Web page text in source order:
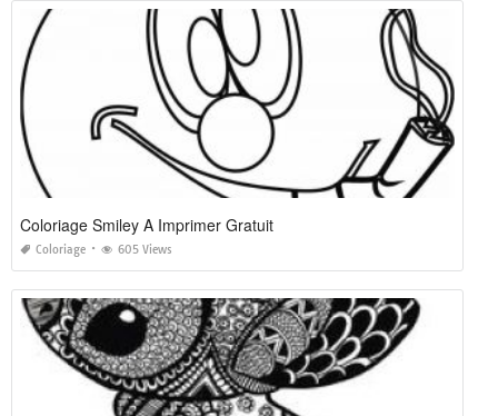
Coloriage Smiley A Imprimer Gratuit
Coloriage 605 Views